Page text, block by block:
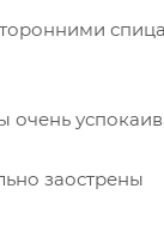
очень
заострены